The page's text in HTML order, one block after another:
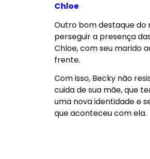
Chloe
Outro bom destaque do
perseguir a presença
Chloe, com seu marido
frente.
Com isso, Becky não
cuida de sua mãe, que
uma nova identidade e
que aconteceu com ela.